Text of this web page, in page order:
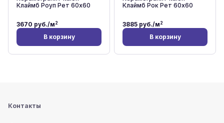
Клаймб Роуп Рет 60x60
3670 руб./м2
В корзину
Клаймб Рок Рет 60x60
3885 руб./м2
В корзину
Контакты